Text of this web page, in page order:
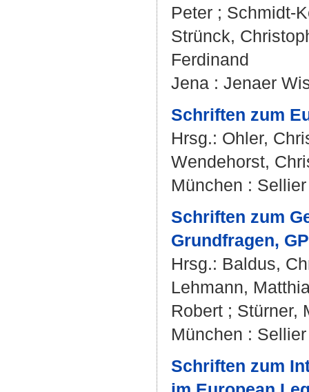
Peter ; Schmidt-
Strünck,
Ferdinand
Jena : Jenaer
Schriften zum
Hrsg.: Ohler,
Wendehorst,
München :
Schriften zum
Grundfragen,
Hrsg.: Baldus,
Lehmann,
Robert ; Stürner,
München :
Schriften zum